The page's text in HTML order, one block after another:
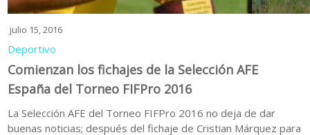
julio 15, 2016
Deportivo
Comienzan los fichajes de la Selección AFE
España del Torneo FIFPro 2016
La Selección AFE del Torneo FIFPro 2016 no deja de dar
buenas noticias; después del fichaje de Cristian Márquez para